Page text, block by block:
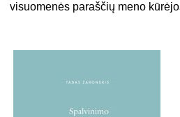
visuomenės paraščių meno